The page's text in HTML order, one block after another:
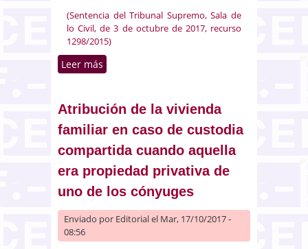
(Sentencia del Tribunal Supremo, Sala de
lo Civil, de 3 de octubre de 2017, recurso
1298/2015)
Leer más
Atribución de la vivienda
familiar en caso de custodia
compartida cuando aquella
era propiedad privativa de
uno de los cónyuges
Enviado por Editorialel Mar, 17/10/2017 -
08:56